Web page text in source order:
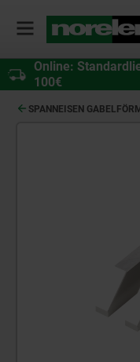
Online:
100€
SPANNEISEN